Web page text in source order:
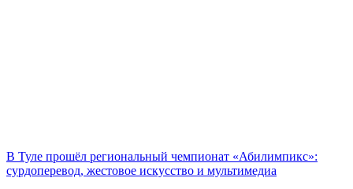
В Туле прошёл региональный чемпионат «Абилимпикс»:
сурдоперевод, жестовое искусство и мультимедиа